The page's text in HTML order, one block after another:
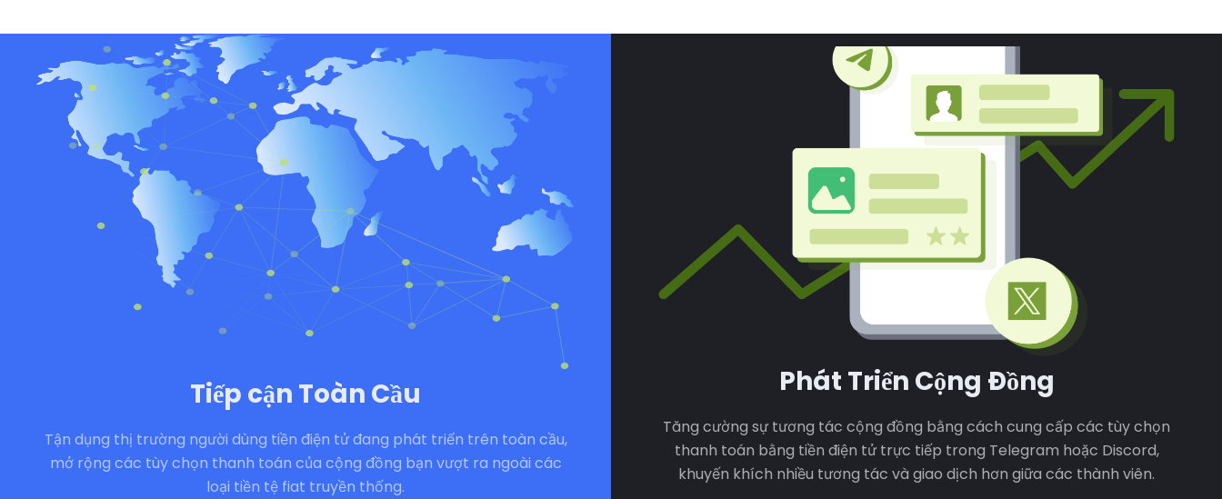
Tiếp cận Toàn Cầu
Tận dụng thị trường người dùng tiền điện tử đang phát triển trên toàn cầu,
mở rộng các tùy chọn thanh toán của cộng đồng bạn vượt ra ngoài các
loại tiền tệ fiat truyền thống.
Phát Triển Cộng Đồng
Tăng cường sự tương tác cộng đồng bằng cách cung cấp các tùy chọn
thanh toán bằng tiền điện tử trực tiếp trong Telegram hoặc Discord,
khuyến khích nhiều tương tác và giao dịch hơn giữa các thành viên.